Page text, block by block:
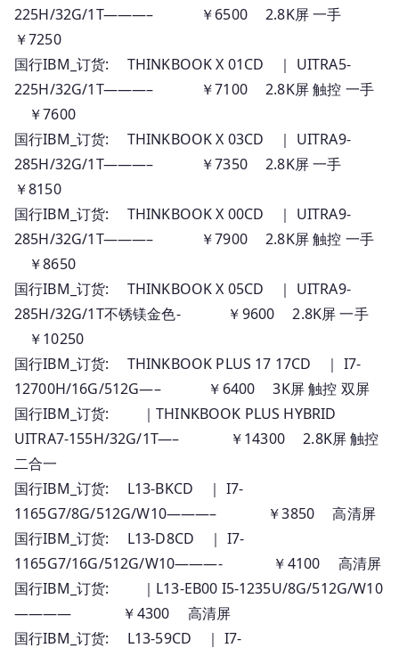
225H/32G/1T———– ￥6500 2.8K屏 一手
￥7250
国行IBM_订货: THINKBOOK X 01CD ｜ UITRA5-
225H/32G/1T———– ￥7100 2.8K屏 触控 一手
￥7600
国行IBM_订货: THINKBOOK X 03CD ｜ UITRA9-
285H/32G/1T———– ￥7350 2.8K屏 一手
￥8150
国行IBM_订货: THINKBOOK X 00CD ｜ UITRA9-
285H/32G/1T———– ￥7900 2.8K屏 触控 一手
￥8650
国行IBM_订货: THINKBOOK X 05CD ｜ UITRA9-
285H/32G/1T不锈镁金色- ￥9600 2.8K屏 一手
￥10250
国行IBM_订货: THINKBOOK PLUS 17 17CD ｜ I7-
12700H/16G/512G—– ￥6400 3K屏 触控 双屏
国行IBM_订货: ｜THINKBOOK PLUS HYBRID
UITRA7-155H/32G/1T—– ￥14300 2.8K屏 触控
二合一
国行IBM_订货: L13-BKCD ｜ I7-
1165G7/8G/512G/W10———– ￥3850 高清屏
国行IBM_订货: L13-D8CD ｜ I7-
1165G7/16G/512G/W10———- ￥4100 高清屏
国行IBM_订货: ｜L13-EB00 I5-1235U/8G/512G/W10
———— ￥4300 高清屏
国行IBM_订货: L13-59CD ｜ I7-